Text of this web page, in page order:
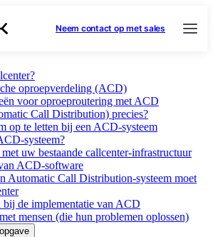
Neem contact op met sales
oproepverdeling (ACD)
voor oproeproutering met ACD
Call Distribution) precies?
op te letten bij een ACD-systeem
systeem?
uw bestaande callcenter-infrastructuur
ACD-software
Automatic Call Distribution-systeem moet
de implementatie van ACD
mensen (die hun problemen oplossen)